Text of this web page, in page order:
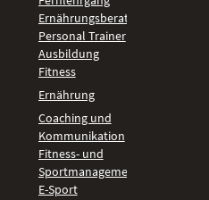
Ernährungsberater
Personal Trainer
Ausbildung
Fitness
Ernährung
Coaching und
Kommunikation
Fitness- und
Sportmanagement
E-Sport